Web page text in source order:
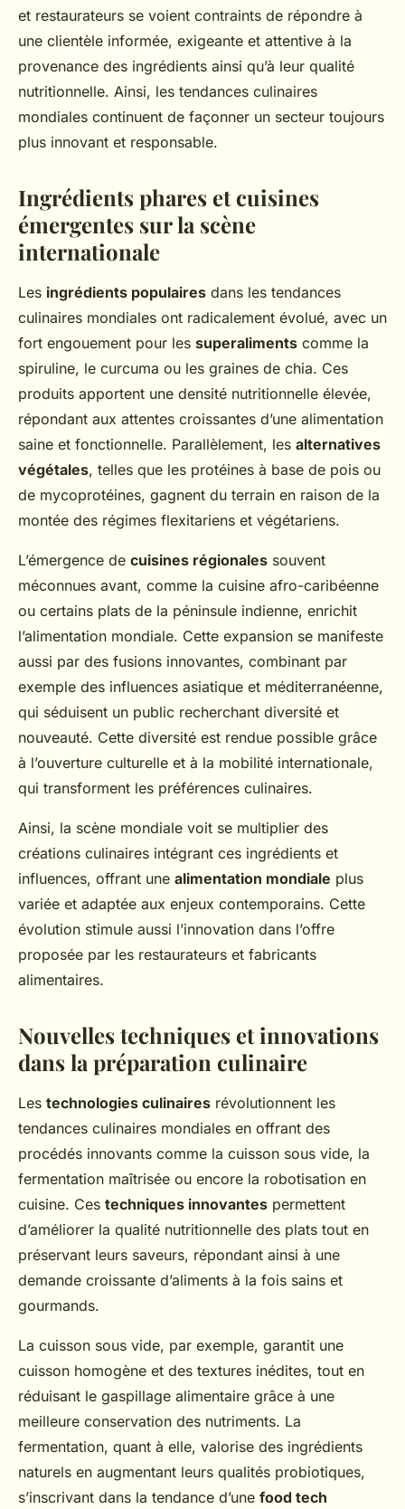
et restaurateurs se voient contraints de répondre à
une clientèle informée, exigeante et attentive à la
provenance des ingrédients ainsi qu’à leur qualité
nutritionnelle. Ainsi, les tendances culinaires
mondiales continuent de façonner un secteur toujours
plus innovant et responsable.
Ingrédients phares et cuisines
émergentes sur la scène
internationale
Les ingrédients populaires dans les tendances
culinaires mondiales ont radicalement évolué, avec un
fort engouement pour les superaliments comme la
spiruline, le curcuma ou les graines de chia. Ces
produits apportent une densité nutritionnelle élevée,
répondant aux attentes croissantes d’une alimentation
saine et fonctionnelle. Parallèlement, les alternatives
végétales, telles que les protéines à base de pois ou
de mycoprotéines, gagnent du terrain en raison de la
montée des régimes flexitariens et végétariens.
L’émergence de cuisines régionales souvent
méconnues avant, comme la cuisine afro-caribéenne
ou certains plats de la péninsule indienne, enrichit
l’alimentation mondiale. Cette expansion se manifeste
aussi par des fusions innovantes, combinant par
exemple des influences asiatique et méditerranéenne,
qui séduisent un public recherchant diversité et
nouveauté. Cette diversité est rendue possible grâce
à l’ouverture culturelle et à la mobilité internationale,
qui transforment les préférences culinaires.
Ainsi, la scène mondiale voit se multiplier des
créations culinaires intégrant ces ingrédients et
influences, offrant une alimentation mondiale plus
variée et adaptée aux enjeux contemporains. Cette
évolution stimule aussi l’innovation dans l’offre
proposée par les restaurateurs et fabricants
alimentaires.
Nouvelles techniques et innovations
dans la préparation culinaire
Les technologies culinaires révolutionnent les
tendances culinaires mondiales en offrant des
procédés innovants comme la cuisson sous vide, la
fermentation maîtrisée ou encore la robotisation en
cuisine. Ces techniques innovantes permettent
d’améliorer la qualité nutritionnelle des plats tout en
préservant leurs saveurs, répondant ainsi à une
demande croissante d’aliments à la fois sains et
gourmands.
La cuisson sous vide, par exemple, garantit une
cuisson homogène et des textures inédites, tout en
réduisant le gaspillage alimentaire grâce à une
meilleure conservation des nutriments. La
fermentation, quant à elle, valorise des ingrédients
naturels en augmentant leurs qualités probiotiques,
s’inscrivant dans la tendance d’une food tech